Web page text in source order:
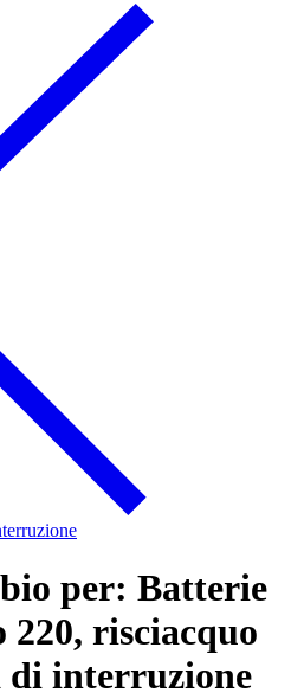
per: Batterie
220, risciacquo
di interruzione